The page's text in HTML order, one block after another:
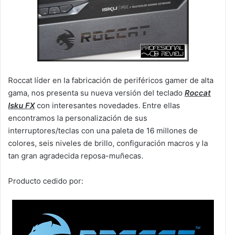
Roccat líder en la fabricación de periféricos gamer de alta
gama, nos presenta su nueva versión del teclado Roccat
Isku FXcon interesantes novedades. Entre ellas
encontramos la personalización de sus
interruptores/teclas con una paleta de 16 millones de
colores, seis niveles de brillo, configuración macros y la
tan gran agradecida reposa-muñecas.
Producto cedido por: